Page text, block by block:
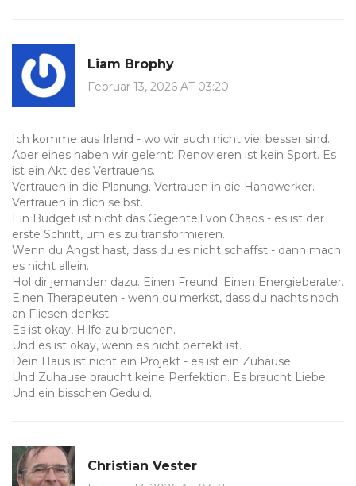
Liam Brophy
Februar 13, 2026 AT 03:20
Ich komme aus Irland - wo wir auch nicht viel besser sind.
Aber eines haben wir gelernt: Renovieren ist kein Sport. Es
ist ein Akt des Vertrauens.
Vertrauen in die Planung. Vertrauen in die Handwerker.
Vertrauen in dich selbst.
Ein Budget ist nicht das Gegenteil von Chaos - es ist der
erste Schritt, um es zu transformieren.
Wenn du Angst hast, dass du es nicht schaffst - dann mach
es nicht allein.
Hol dir jemanden dazu. Einen Freund. Einen Energieberater.
Einen Therapeuten - wenn du merkst, dass du nachts noch
an Fliesen denkst.
Es ist okay, Hilfe zu brauchen.
Und es ist okay, wenn es nicht perfekt ist.
Dein Haus ist nicht ein Projekt - es ist ein Zuhause.
Und Zuhause braucht keine Perfektion. Es braucht Liebe.
Und ein bisschen Geduld.
Christian Vester